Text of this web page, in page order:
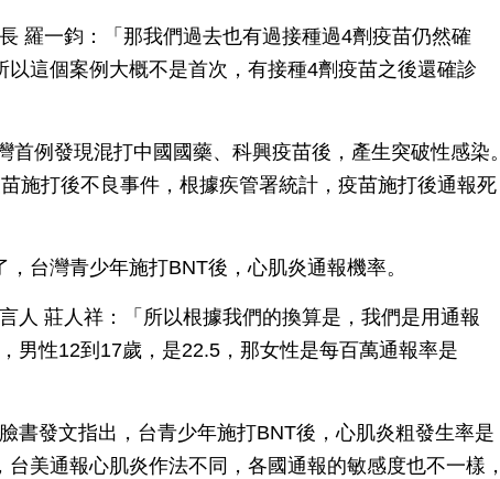
羅一鈞：「那我們過去也有過接種過4劑疫苗仍然確
以這個案例大概不是首次，有接種4劑疫苗之後還確診
首例發現混打中國國藥、科興疫苗後，產生突破性感染。
施打後不良事件，根據疾管署統計，疫苗施打後通報死
台灣青少年施打BNT後，心肌炎通報機率。
人 莊人祥：「所以根據我們的換算是，我們是用通報
男性12到17歲，是22.5，那女性是每百萬通報率是
書發文指出，台青少年施打BNT後，心肌炎粗發生率是
美通報心肌炎作法不同，各國通報的敏感度也不一樣，